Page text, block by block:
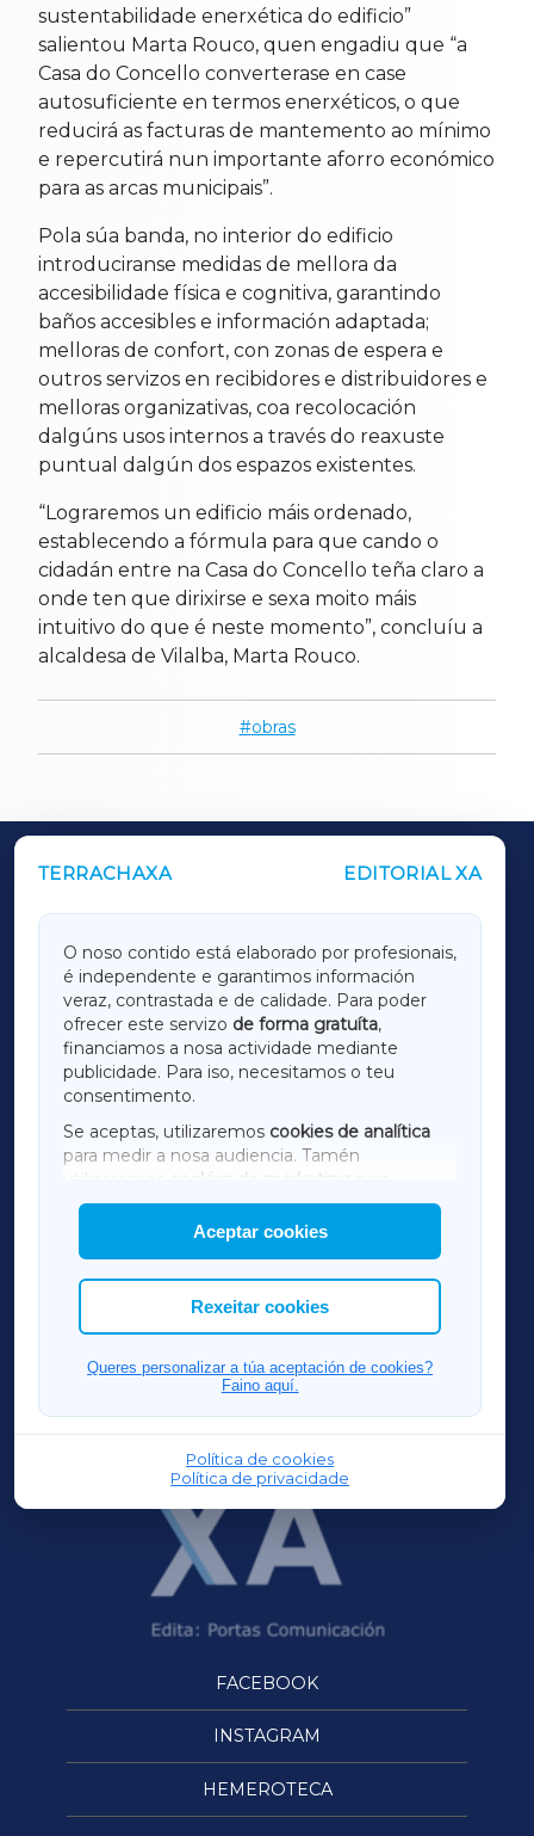
sustentabilidade enerxética do edificio”
salientou Marta Rouco, quen engadiu que “a
Casa do Concello converterase en case
autosuficiente en termos enerxéticos, o que
reducirá as facturas de mantemento ao mínimo
e repercutirá nun importante aforro económico
para as arcas municipais”.
Pola súa banda, no interior do edificio
introduciranse medidas de mellora da
accesibilidade física e cognitiva, garantindo
baños accesibles e información adaptada;
melloras de confort, con zonas de espera e
outros servizos en recibidores e distribuidores e
melloras organizativas, coa recolocación
dalgúns usos internos a través do reaxuste
puntual dalgún dos espazos existentes.
“Lograremos un edificio máis ordenado,
establecendo a fórmula para que cando o
cidadán entre na Casa do Concello teña claro a
onde ten que dirixirse e sexa moito máis
intuitivo do que é neste momento”, concluíu a
alcaldesa de Vilalba, Marta Rouco.
obras
TERRACHAXA EDITORIAL XA
O noso contido está elaborado por profesionais,
é independente e garantimos información
veraz, contrastada e de calidade. Para poder
ofrecer este servizo de forma gratuíta,
financiamos a nosa actividade mediante
publicidade. Para iso, necesitamos o teu
consentimento.
Se aceptas, utilizaremos cookies de analítica
para medir a nosa audiencia. Tamén
utilizaremos
cookies de marketing
mostrar publicidade de terceiros.
Así mesmo, podes personalizar a elección das
cookies que desexas permitir.
Aceptar cookies
Rexeitar cookies
Queres personalizar a túa aceptación de cookies?
Faino aquí.
Política de cookies
Política de privacidade
OUTROS PERIÓDICOS
LUGOXA
TERRACHAXA
AMARIÑAXA
RIBEIRASACRAXA
ACORUÑAXA
FERROLXA
OURENSEXA
FACEBOOK
INSTAGRAM
HEMEROTECA